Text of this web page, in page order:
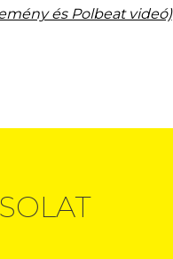
és Polbeat videó)